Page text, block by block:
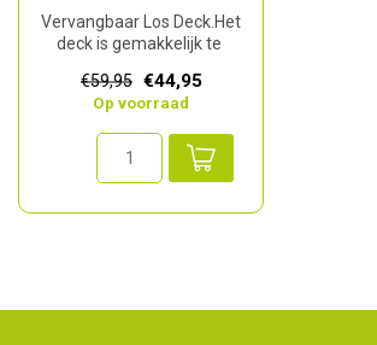
Vervangbaar Los Deck.Het
deck is gemakkelijk te
bouten....
€59,95 €44,95
Op voorraad